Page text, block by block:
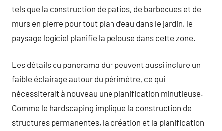
tels que la construction de patios, de barbecues et de
murs en pierre pour tout plan d’eau dans le jardin, le
paysage logiciel planifie la pelouse dans cette zone.
Les détails du panorama dur peuvent aussi inclure un
faible éclairage autour du périmètre, ce qui
nécessiterait à nouveau une planification minutieuse.
Comme le hardscaping implique la construction de
structures permanentes, la création et la planification